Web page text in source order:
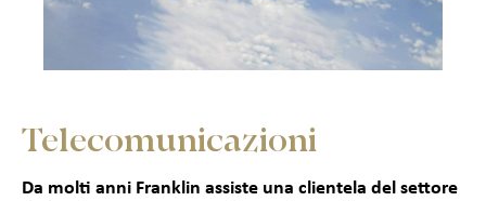
Telecomunicazioni
Da molti anni Franklin assiste una clientela del settore